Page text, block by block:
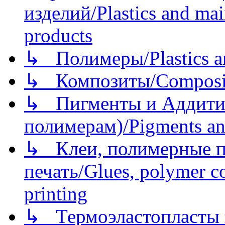
изделий/Plastics and
products
↳ Полимеры/Plastics
↳ Композиты/
↳ Пигменты и
полимерам)/Pigments
↳ Клеи, полимерные
печать/Glues, polymer
printing
↳